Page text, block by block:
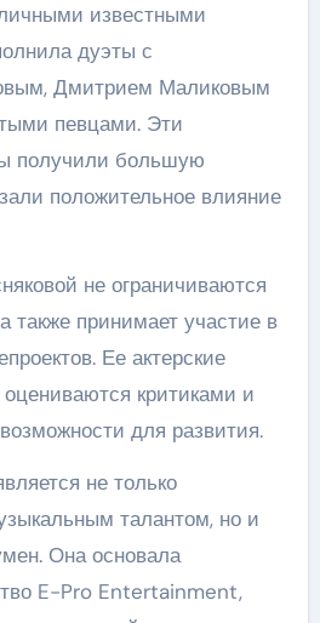
известными
дуэты с
Дмитрием Маликовым
певцами. Эти
получили большую
положительное влияние
не ограничиваются
также принимает участие в
Ее актерские
критиками и
для развития.
не только
талантом, но и
Она основала
E-Pro Entertainment,